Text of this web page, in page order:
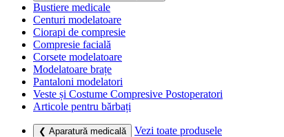
Bustiere medicale
Centuri modelatoare
Ciorapi de compresie
Compresie facială
Corsete modelatoare
Modelatoare brațe
Pantaloni modelatori
Veste și Costume Compresive Postoperatori
Articole pentru bărbați
❮ Aparatură medicală
Vezi toate produsele